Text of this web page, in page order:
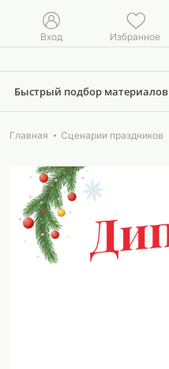
Вход Избранное
Быстрый подбор материалов
Главная Сценарии праздников